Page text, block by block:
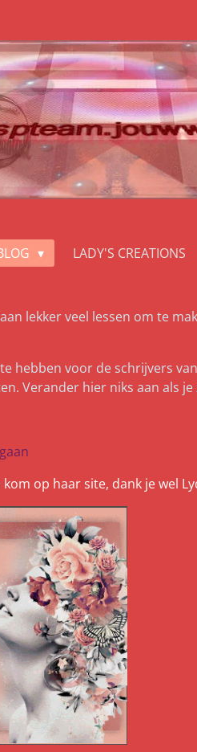
LADY'S CREATIONS
lekker veel lessen om te
hebben voor de schrijvers
Verander hier niks aan als
op haar site, dank je wel